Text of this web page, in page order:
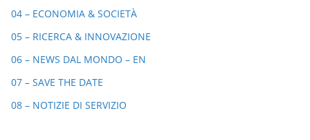
04 – ECONOMIA & SOCIETÀ
05 – RICERCA & INNOVAZIONE
06 – NEWS DAL MONDO – EN
07 – SAVE THE DATE
08 – NOTIZIE DI SERVIZIO